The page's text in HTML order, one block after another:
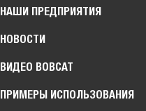
НАШИ ПРЕДПРИЯТИЯ
НОВОСТИ
ВИДЕО BOBCAT
ПРИМЕРЫ ИСПОЛЬЗОВАНИЯ